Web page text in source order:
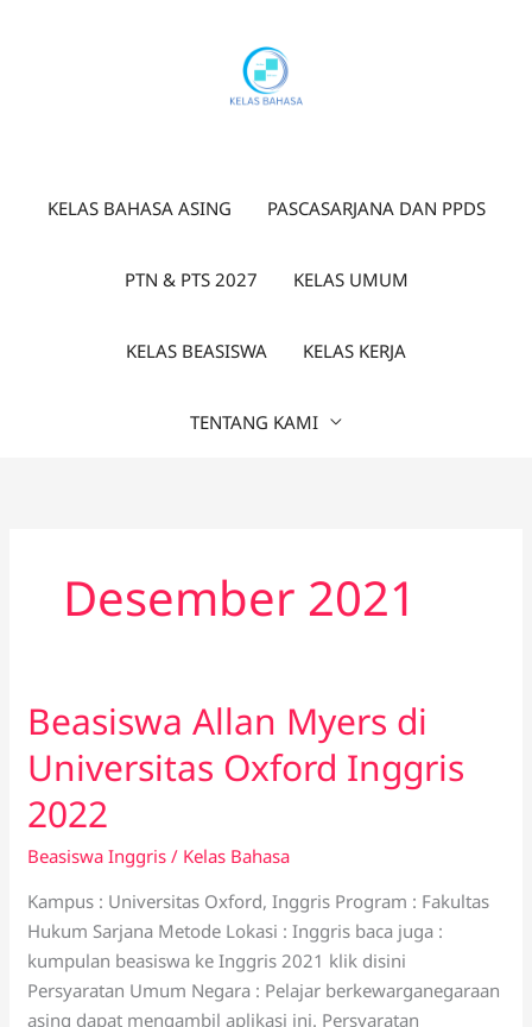
KELAS BAHASA ASING PASCASARJANA DAN PPDS
PTN & PTS 2027 KELAS UMUM
KELAS BEASISWA KELAS KERJA
TENTANG KAMI
Desember 2021
Beasiswa Allan Myers di
Universitas Oxford Inggris
2022
Beasiswa Inggris / Kelas Bahasa
Kampus : Universitas Oxford, Inggris Program : Fakultas
Hukum Sarjana Metode Lokasi : Inggris baca juga :
kumpulan beasiswa ke Inggris 2021 klik disini
Persyaratan Umum Negara : Pelajar berkewarganegaraan
asing dapat mengambil aplikasi ini. Persyaratan
Beasiswa
Allan
Myers
di
Universitas
Oxford
2022